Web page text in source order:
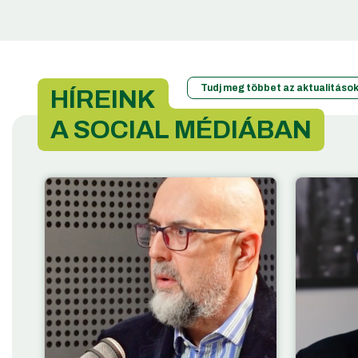
HÍREINK
A SOCIAL MÉDIÁBAN
Tudj meg többet az